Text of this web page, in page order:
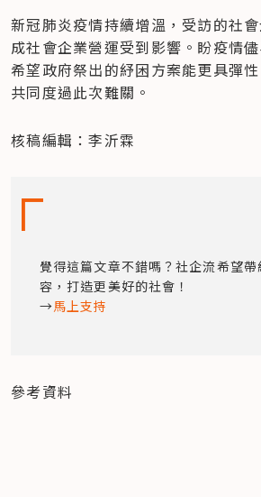
新冠肺炎疫情持續增溫，受訪的社
成社會企業營運受到影響。盼疫情
希望政府祭出的紓困方案能更具彈
共同度過此次難關。
核稿編輯：李沂霖
覺得這篇文章不錯嗎？社企流希望
容，打造更美好的社會！
→馬上支持
參考資料